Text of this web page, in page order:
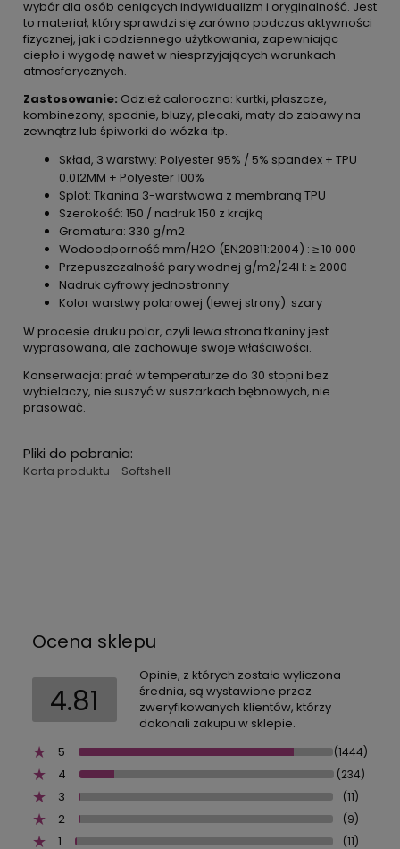
wybór dla osób ceniących indywidualizm i oryginalność. Jest
to materiał, który sprawdzi się zarówno podczas aktywności
fizycznej, jak i codziennego użytkowania, zapewniając
ciepło i wygodę nawet w niesprzyjających warunkach
atmosferycznych.
Zastosowanie: Odzież całoroczna: kurtki, płaszcze,
kombinezony, spodnie, bluzy, plecaki, maty do zabawy na
zewnątrz lub śpiworki do wózka itp.
Skład, 3 warstwy: Polyester 95% / 5% spandex + TPU
0.012MM + Polyester 100%
Splot: Tkanina 3-warstwowa z membraną TPU
Szerokość: 150 / nadruk 150 z krajką
Gramatura: 330 g/m2
Wodoodporność mm/H2O (EN20811:2004) : ≥ 10 000
Przepuszczalność pary wodnej g/m2/24H: ≥ 2000
Nadruk cyfrowy jednostronny
Kolor warstwy polarowej (lewej strony): szary
W procesie druku polar, czyli lewa strona tkaniny jest
wyprasowana, ale zachowuje swoje właściwości.
Konserwacja: prać w temperaturze do 30 stopni bez
wybielaczy, nie suszyć w suszarkach bębnowych, nie
prasować.
Pliki do pobrania:
Karta produktu - Softshell
Ocena sklepu
4.81
Opinie, z których została wyliczona
średnia, są wystawione przez
zweryfikowanych klientów, którzy
dokonali zakupu w sklepie.
5
(1444)
4 (234)
3 (11)
2 (9)
1 (11)